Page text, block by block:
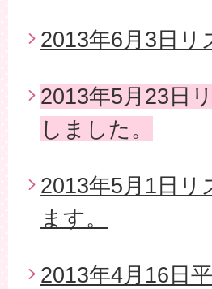
2013年6月3日リ
2013年5月23日
しました。
2013年5月1日リ
ます。
2013年4月16日